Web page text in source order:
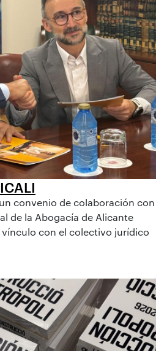
convenio de colaboración con
de la Abogacía de Alicante
vínculo con el colectivo jurídico